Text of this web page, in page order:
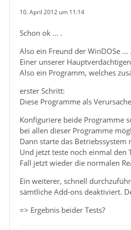
10. April 2012 um 11:14
Schon ok ... .
Also ein Freund der WinDOSe ... .
Einer unserer
Also ein Programm, welches
erster Schritt:
Diese Programme als
Konfiguriere beide Programme
bei allen dieser Programme
Dann starte das Betriebssystem
Und jetzt teste noch einmal den
Fall jetzt wieder die normalen
Ein weiterer, schnell
sämtliche Add-ons deaktiviert.
=> Ergebnis beider Tests?